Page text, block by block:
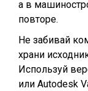
а в
повторе.
Не забивай
храни
Используй
или Autodesk